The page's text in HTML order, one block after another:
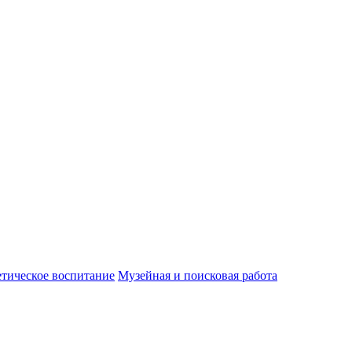
воспитание Музейная и поисковая работа